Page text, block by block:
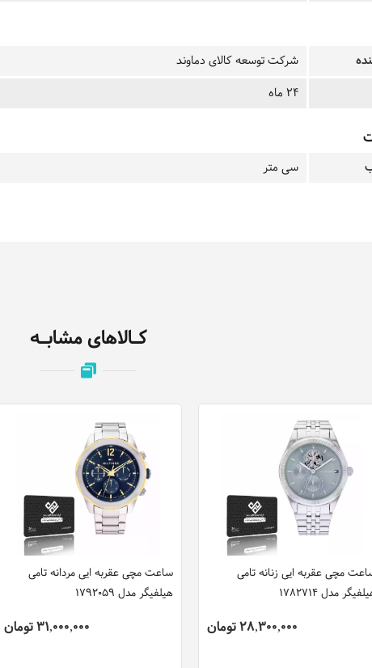
شرکت توسعه کالای دماوند
24 ماه
سی متر
کـالاهای مشابـه
ساعت مچی عقربه ایی مردانه تامی
هیلفیگر مدل 1792059
31,000,000 تومان
مچی عقربه ایی زنانه تامی
مدل 1782714
28,300,000 تومان